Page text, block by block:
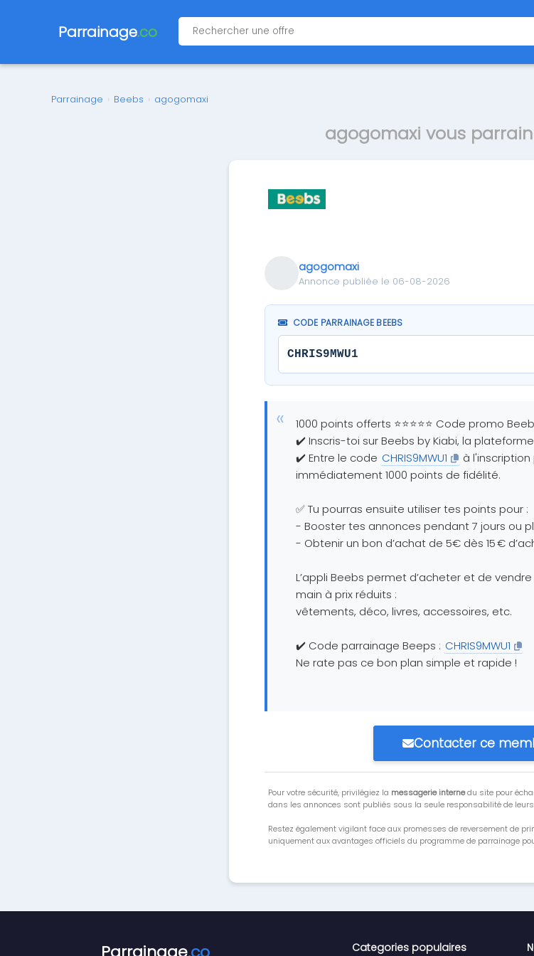
Parrainage.co
Parrainage › Beebs › agogomaxi
agogomaxi vous
agogomaxi
Annonce publiée le 06-08-2026
CODE PARRAINAGE BEEBS
CHRIS9MWU1
1000 points offerts ⭐⭐⭐⭐⭐ Code promo
✔️ Inscris-toi sur Beebs by Kiabi, la
✔️ Entre le code CHRIS9MWU1
à
immédiatement 1000 points de fidélité.
✅ Tu pourras ensuite utiliser tes points pour :
- Booster tes annonces pendant 7 jours ou
- Obtenir un bon d’achat de 5€ dès 15 €
L’appli Beebs permet d’acheter et de
main à prix réduits :
vêtements, déco, livres, accessoires, etc.
✔️ Code parrainage Beeps : CHRIS9MWU1
Ne rate pas ce bon plan simple et rapide !
Contacter ce
Pour votre sécurité, privilégiez la messagerie internedu site pour
dans les annonces sont publiés sous la seule responsabilité de
Restez également vigilant face aux promesses de reversement de
uniquement aux avantages officiels du programme de parrainage
Categories populaires